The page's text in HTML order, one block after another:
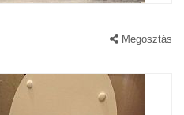
Megosztás